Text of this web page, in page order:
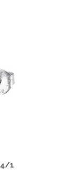
4/1